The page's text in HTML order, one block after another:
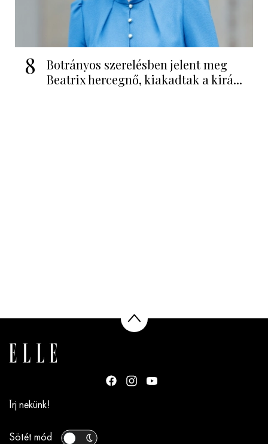
8
Botrányos szerelésben jelent meg
Beatrix hercegnő, kiakadtak a kirá...
Írj nekünk!
Sötét mód